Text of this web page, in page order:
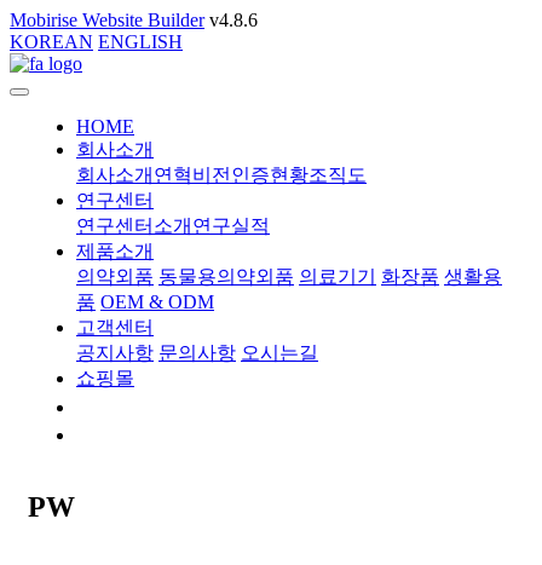
Mobirise Website Builderv4.8.6
KOREAN ENGLISH
HOME
회사소개
회사소개 연혁비전 인증현황조직도
연구센터
연구센터소개 연구실적
제품소개
의약외품 동물용의약외품 의료기기 화장품 생활용
품 OEM & ODM
고객센터
공지사항 문의사항 오시는길
쇼핑몰
PW